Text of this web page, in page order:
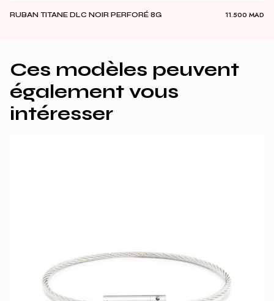
RUBAN TITANE DLC NOIR PERFORÉ 8G 11.500 MAD
Ces modèles peuvent
également vous
intéresser